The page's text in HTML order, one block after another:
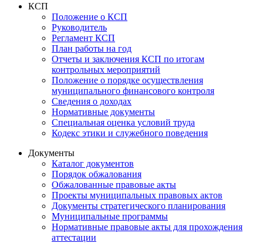
КСП
Положение о КСП
Руководитель
Регламент КСП
План работы на год
Отчеты и заключения КСП по итогам
контрольных мероприятий
Положение о порядке осуществления
муниципального финансового контроля
Сведения о доходах
Нормативные документы
Специальная оценка условий труда
Кодекс этики и служебного поведения
Документы
Каталог документов
Порядок обжалования
Обжалованные правовые акты
Проекты муниципальных правовых актов
Документы стратегического планирования
Муниципальные программы
Нормативные правовые акты для прохождения
аттестации